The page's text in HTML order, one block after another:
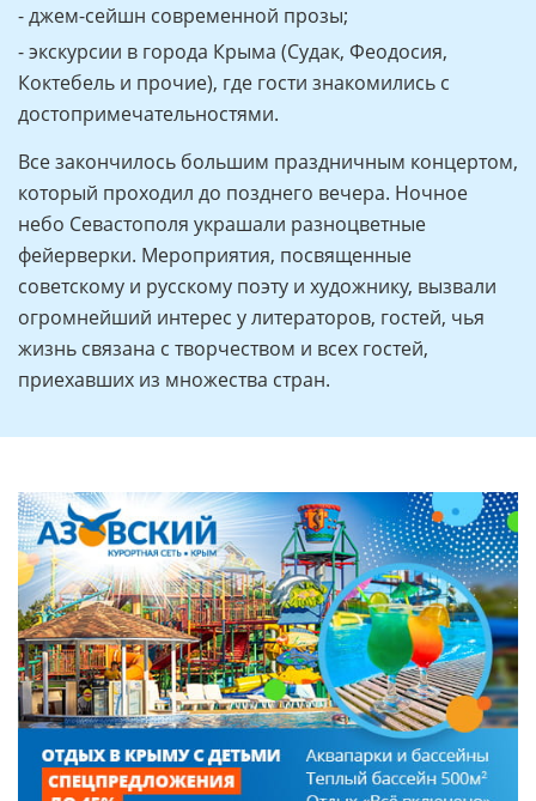
- джем-сейшн современной прозы;
- экскурсии в города Крыма (Судак, Феодосия,
Коктебель и прочие), где гости знакомились с
достопримечательностями.
Все закончилось большим праздничным концертом,
который проходил до позднего вечера. Ночное
небо Севастополя украшали разноцветные
фейерверки. Мероприятия, посвященные
советскому и русскому поэту и художнику, вызвали
огромнейший интерес у литераторов, гостей, чья
жизнь связана с творчеством и всех гостей,
приехавших из множества стран.